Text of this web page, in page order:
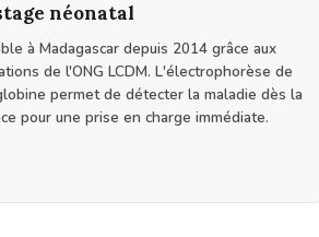
néonatal
à Madagascar depuis 2014 grâce aux
de l'ONG LCDM. L'électrophorèse de
permet de détecter la maladie dès la
pour une prise en charge immédiate.